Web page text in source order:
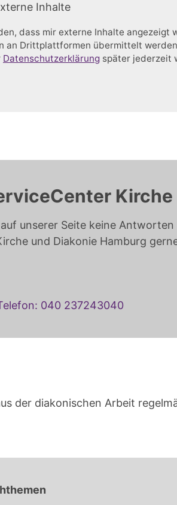
Inhalte
dass mir externe Inhalte angezeigt
an Drittplattformen übermittelt
Datenschutzerklärung später jederzeit
Kirche
unserer Seite keine
und Diakonie Hamburg
040 237243040
der diakonischen Arbeit